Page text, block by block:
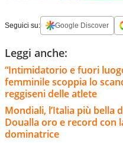
Seguici su: Google Discover
Leggi anche:
“Intimidatorio e fuori
femminile scoppia lo
reggiseni delle atlete
Mondiali, l’Italia più bella
Doualla oro e record con
dominatrice